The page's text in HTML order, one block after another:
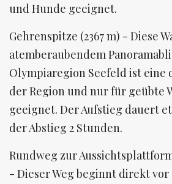
und Hunde geeignet.
Gehrenspitze (2367 m) - Diese
atemberaubendem
Olympiaregion Seefeld ist eine
der Region und nur für geübte
geeignet. Der Aufstieg dauert
der Abstieg 2 Stunden.
Rundweg zur
- Dieser Weg beginnt direkt